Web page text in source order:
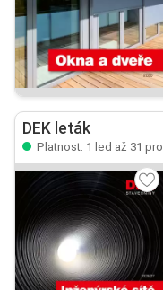
DEK leták
Platnost: 1 led až 31 pro